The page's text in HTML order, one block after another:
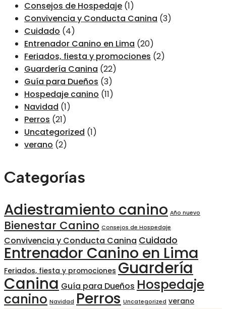
Consejos de Hospedaje (1)
Convivencia y Conducta Canina (3)
Cuidado (4)
Entrenador Canino en Lima (20)
Feriados, fiesta y promociones (2)
Guardería Canina (22)
Guía para Dueños (3)
Hospedaje canino (11)
Navidad (1)
Perros (21)
Uncategorized (1)
verano (2)
Categorías
Adiestramiento canino Año nuevo
Bienestar Canino Consejos de Hospedaje
Convivencia y Conducta Canina Cuidado
Entrenador Canino en Lima
Feriados, fiesta y promociones Guardería
Canina Guía para Dueños Hospedaje
canino Navidad Perros Uncategorized verano